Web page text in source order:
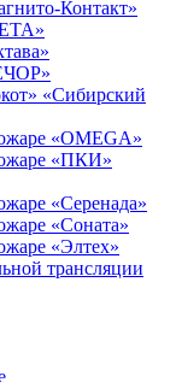
Контакт»
«Сибирский
«OMEGA»
«ПКИ»
«Серенада»
«Соната»
«Элтех»
трансляции